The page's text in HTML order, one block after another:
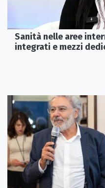
Sanità nelle aree
integrati e mezzi